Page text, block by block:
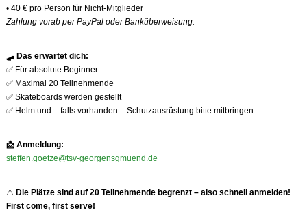
• 40 € pro Person für Nicht-Mitglieder
Zahlung vorab per PayPal oder Banküberweisung.
🛹Das erwartet dich:
✅Für absolute Beginner
✅Maximal 20 Teilnehmende
✅Skateboards werden gestellt
✅Helm und – falls vorhanden – Schutzausrüstung bitte mitbringen
📩Anmeldung:
steffen.goetze@tsv-georgensgmuend.de
⚠️ Die Plätze sind auf 20 Teilnehmende begrenzt – also schnell anmelden!
First come, first serve!